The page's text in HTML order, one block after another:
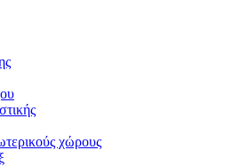
χώρους